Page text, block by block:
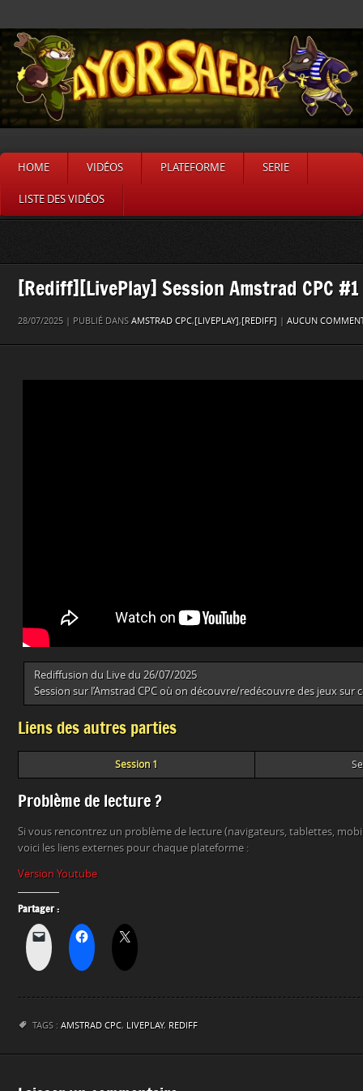
HOME VIDÉOS PLATEFORME SERIE
LISTE DES VIDÉOS
[Rediff][LivePlay] Session Amstrad CPC #1
28/07/2025 | PUBLIÉ DANS AMSTRAD CPC,[LIVEPLAY],[REDIFF] AUCUN
Rediffusion du Live du 26/07/2025
Session sur l’Amstrad CPC où on découvre/redécouvre des jeux sur
Liens des autres parties
Session 1
Problème de lecture ?
Si vous rencontrez un problème de lecture (navigateurs, tablettes,
voici les liens externes pour chaque plateforme :
Version Youtube
Partager :
TAGS : AMSTRAD CPC, LIVEPLAY, REDIFF